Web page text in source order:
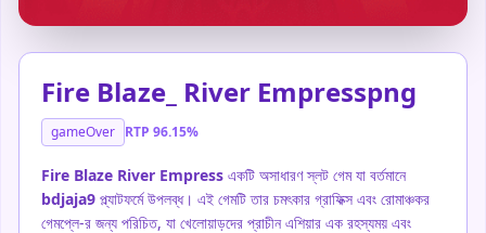
▶
Fire Blaze_ River Empresspng
gameOver RTP 96.15%
Fire Blaze River Empress একটি অসাধারণ স্লট গেম যা বর্তমানে
bdjaja9 প্ল্যাটফর্মে উপলব্ধ। এই গেমটি তার চমৎকার গ্রাফিক্স এবং রোমাঞ্চকর
গেমপ্লে-র জন্য পরিচিত, যা খেলোয়াড়দের প্রাচীন এশিয়ার এক রহস্যময় এবং